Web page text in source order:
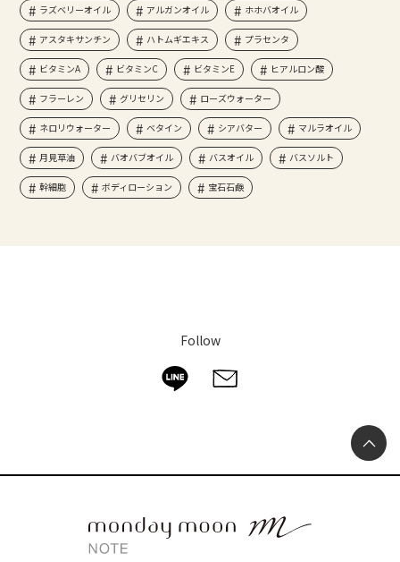
ラズベリーオイル アルガンオイル ホホバオイル
アスタキサンチン ハトムギエキス プラセンタ
ビタミンA ビタミンC ビタミンE ヒアルロン酸
フラーレン グリセリン ローズウォーター
ネロリウォーター ベタイン シアバター マルラオイル
月見草油 バオバブオイル バスオイル バスソルト
幹細胞 ボディローション 宝石石鹸
Follow